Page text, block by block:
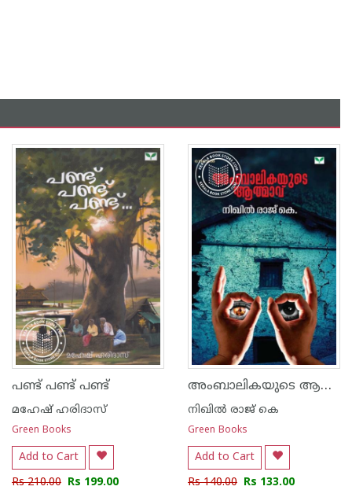
പണ്ട് പണ്ട് പണ്ട്‌
മഹേഷ് ഹരിദാസ്
Green Books
Add to Cart
Rs 210.00 Rs 199.00
അംബാലികയുടെ ആത്മാവ്
നിഖില്‍ രാജ് കെ
Green Books
Add to Cart
Rs 140.00 Rs 133.00